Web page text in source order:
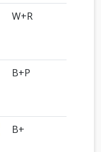
W+R
B+P
B+